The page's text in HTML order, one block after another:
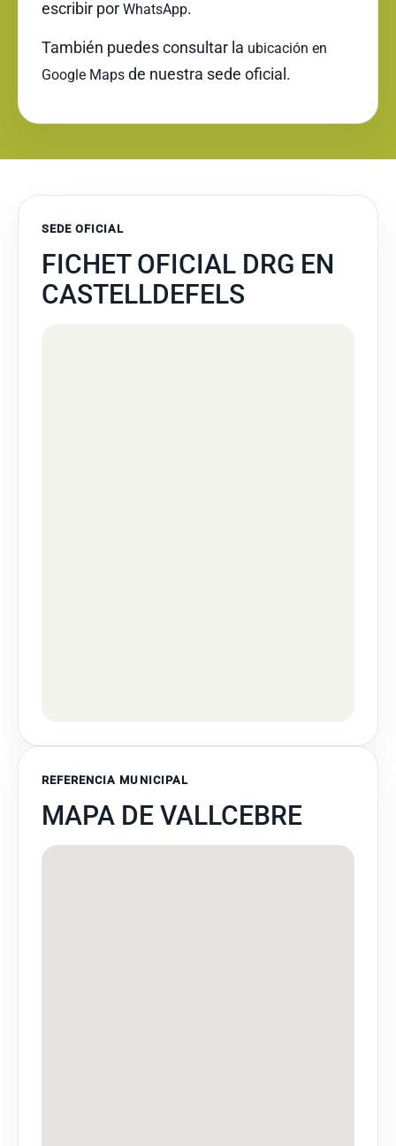
escribir por WhatsApp.
También puedes consultar la ubicación en
Google Maps de nuestra sede oficial.
SEDE OFICIAL
FICHET OFICIAL DRG EN
CASTELLDEFELS
REFERENCIA MUNICIPAL
MAPA DE VALLCEBRE